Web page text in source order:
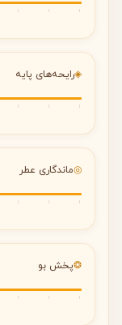
◈رایحه‌های پایه
◎ماندگاری عطر
❂پخش بو